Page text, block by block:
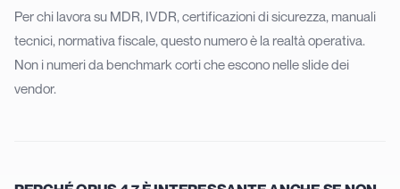
Per chi lavora su MDR, IVDR, certificazioni di sicurezza, manuali
tecnici, normativa fiscale, questo numero è la realtà operativa.
Non i numeri da benchmark corti che escono nelle slide dei
vendor.